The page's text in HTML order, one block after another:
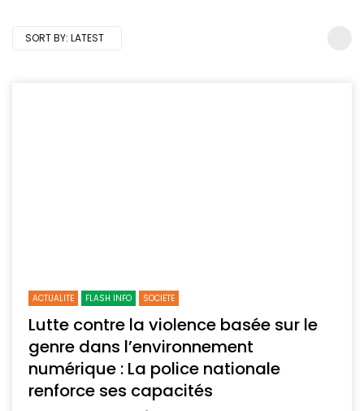
SORT BY: LATEST
ACTUALITE FLASH INFO SOCIETE
Lutte contre la violence basée sur le
genre dans l’environnement
numérique : La police nationale
renforce ses capacités